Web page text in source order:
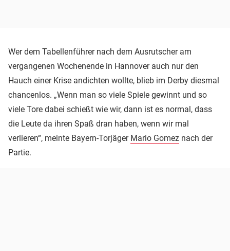
Wer dem Tabellenführer nach dem Ausrutscher am
vergangenen Wochenende in Hannover auch nur den
Hauch einer Krise andichten wollte, blieb im Derby diesmal
chancenlos. „Wenn man so viele Spiele gewinnt und so
viele Tore dabei schießt wie wir, dann ist es normal, dass
die Leute da ihren Spaß dran haben, wenn wir mal
verlieren“, meinte Bayern-Torjäger Mario Gomez nach der
Partie.